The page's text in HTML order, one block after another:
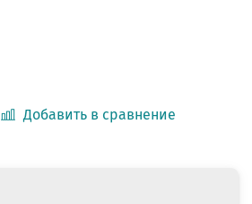
Добавить в сравнение